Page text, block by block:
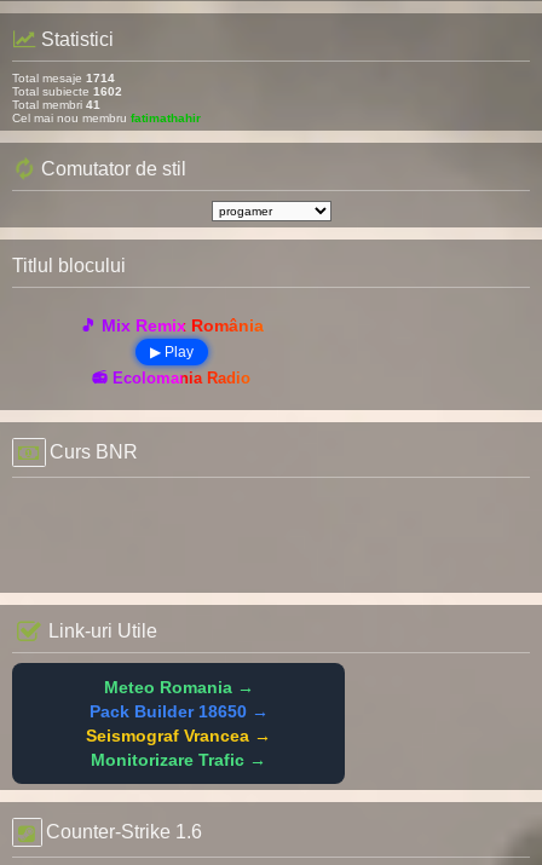
Statistici
Total mesaje 1714
Total subiecte 1602
Total membri 41
Cel mai nou membru fatimathahir
Comutator de stil
Titlul blocului
🎵 Mix Remix România
▶ Play
📻 Ecolomania Radio
Curs BNR
Link-uri Utile
Meteo Romania →
Pack Builder 18650 →
Seismograf Vrancea →
Monitorizare Trafic →
Counter-Strike 1.6